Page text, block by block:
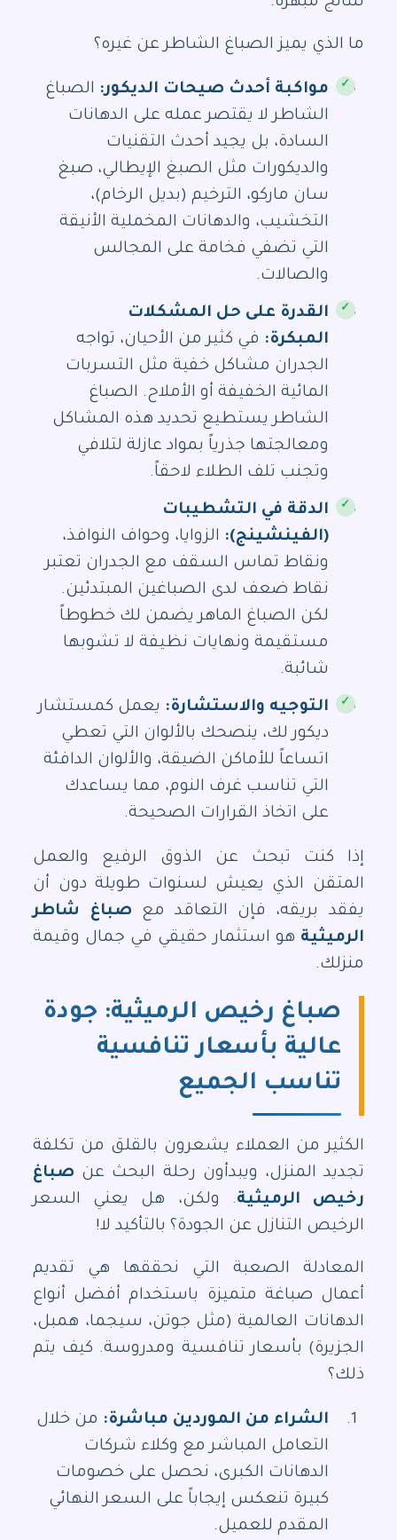
ما الذي يميز الصباغ الشاطر عن غيره؟
مواكبة أحدث صيحات الديكور: الصباغ
الشاطر لا يقتصر عمله على الدهانات
السادة، بل يجيد أحدث التقنيات
والديكورات مثل الصبغ الإيطالي، صبغ
سان ماركو، الترخيم (بديل الرخام)،
التخشيب، والدهانات المخملية الأنيقة
التي تضفي فخامة على المجالس
والصالات.
القدرة على حل المشكلات
المبكرة: في كثير من الأحيان، تواجه
الجدران مشاكل خفية مثل التسربات
المائية الخفيفة أو الأملاح. الصباغ
الشاطر يستطيع تحديد هذه المشاكل
ومعالجتها جذرياً بمواد عازلة لتلافي
وتجنب تلف الطلاء لاحقاً.
الدقة في التشطيبات
(الفينشينج): الزوايا، وحواف النوافذ،
ونقاط تماس السقف مع الجدران تعتبر
نقاط ضعف لدى الصباغين المبتدئين.
لكن الصباغ الماهر يضمن لك خطوطاً
مستقيمة ونهايات نظيفة لا تشوبها
شائبة.
التوجيه والاستشارة: يعمل كمستشار
ديكور لك، ينصحك بالألوان التي تعطي
اتساعاً للأماكن الضيقة، والألوان الدافئة
التي تناسب غرف النوم، مما يساعدك
على اتخاذ القرارات الصحيحة.
إذا كنت تبحث عن الذوق الرفيع والعمل
المتقن الذي يعيش لسنوات طويلة دون أن
يفقد بريقه، فإن التعاقد مع صباغ شاطر
الرميثية هو استثمار حقيقي في جمال وقيمة
منزلك.
صباغ رخيص الرميثية: جودة
عالية بأسعار تنافسية
تناسب الجميع
الكثير من العملاء يشعرون بالقلق من تكلفة
تجديد المنزل، ويبدأون رحلة البحث عن صباغ
رخيص الرميثية. ولكن، هل يعني السعر
الرخيص التنازل عن الجودة؟ بالتأكيد لا!
المعادلة الصعبة التي نحققها هي تقديم
أعمال صباغة متميزة باستخدام أفضل أنواع
الدهانات العالمية (مثل جوتن، سيجما، همبل،
الجزيرة) بأسعار تنافسية ومدروسة. كيف يتم
ذلك؟
الشراء من الموردين مباشرة: من خلال
التعامل المباشر مع وكلاء شركات
الدهانات الكبرى، نحصل على خصومات
كبيرة تنعكس إيجاباً على السعر النهائي
المقدم للعميل.